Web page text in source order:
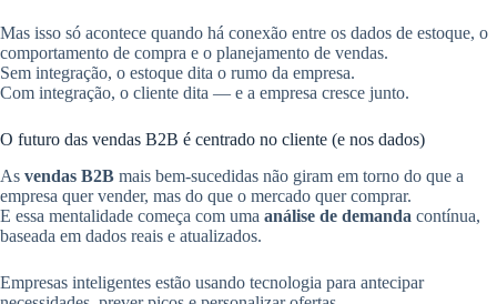
Mas isso só acontece quando há conexão entre os dados de estoque, o
comportamento de compra e o planejamento de vendas.
Sem integração, o estoque dita o rumo da empresa.
Com integração, o cliente dita — e a empresa cresce junto.
O futuro das vendas B2B é centrado no cliente (e nos dados)
As vendas B2B mais bem-sucedidas não giram em torno do que a
empresa quer vender, mas do que o mercado quer comprar.
E essa mentalidade começa com uma análise de demanda contínua,
baseada em dados reais e atualizados.
Empresas inteligentes estão usando tecnologia para antecipar